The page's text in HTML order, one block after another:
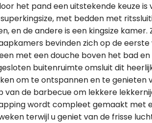
het pand een uitstekende keuze
met bedden met
en de andere is een kingsize
bevinden zich op de
met een douche boven het bad
buitenruimte omsluit dit
om te ontspannen en te genieten
van de barbecue om lekkere
wordt compleet gemaakt met
terwijl u geniet van de frisse